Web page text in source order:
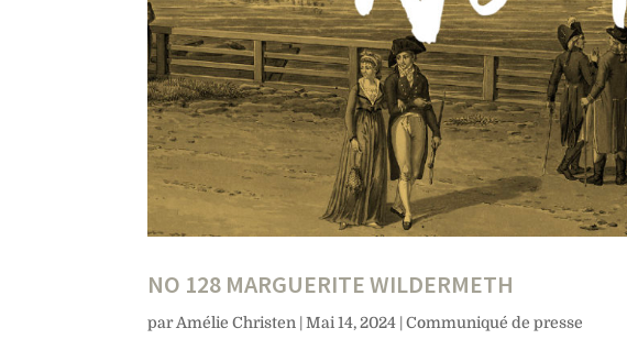
NO 128 MARGUERITE WILDERMETH
parAmélie Christen |Mai 14, 2024 |Communiqué de presse